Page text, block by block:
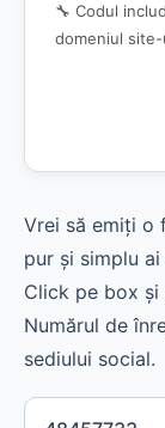
🔧 Codul
domeniul
Vrei să emiți o
pur și simplu
Click pe box
Numărul de
sediului social.